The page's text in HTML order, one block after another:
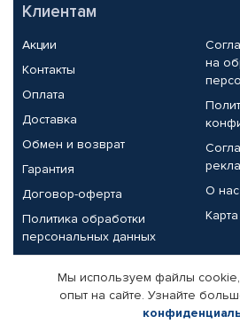
Клиентам
Акции
Контакты
Оплата
Доставка
Обмен и возврат
Гарантия
Договор-оферта
Политика обработки
персональных данных
на
О нас
Партнерам
Корпоративным клиентам
Мы используем файлы
опыт на сайте. Узнайте